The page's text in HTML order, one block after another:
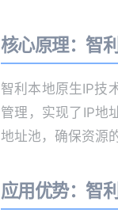
核心原理：智
智利本地原生IP技
管理，实现了IP地
地址池，确保资源
应用优势：智